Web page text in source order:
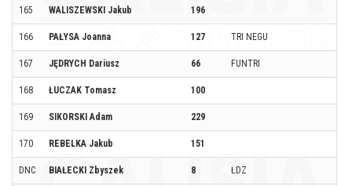
165 WALISZEWSKI Jakub 196
166 PAŁYSA Joanna 127 TRI NEGU
167 JĘDRYCH Dariusz 66 FUNTRI
168 ŁUCZAK Tomasz 100
169 SIKORSKI Adam 229
170 REBELKA Jakub 151
DNC BIAŁECKI Zbyszek 8 ŁDZ